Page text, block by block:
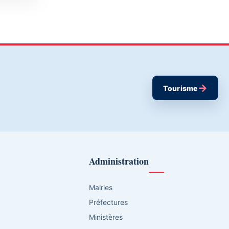
Tourisme→
Administration
Mairies
Préfectures
Ministères